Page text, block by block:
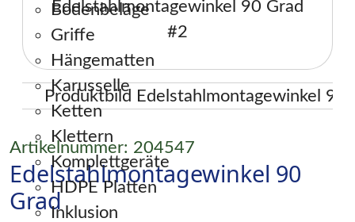
Bodenbeläge
Griffe
Hängematten
Karusselle
Ketten
Klettern
Komplettgeräte
HDPE Platten
Inklusion
Artikelnummer: 204547
Edelstahlmontagewinkel 90
Grad